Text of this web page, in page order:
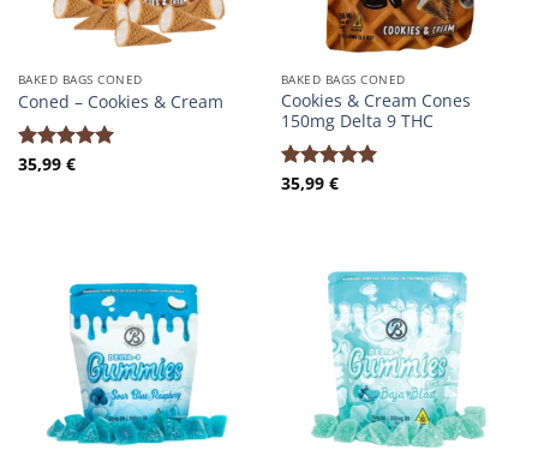
BAKED BAGS CONED
Coned – Cookies & Cream
Bewertet
35,99 €
BAKED BAGS CONED
Cookies & Cream Cones
150mg Delta 9 THC
Bewertet
35,99 €